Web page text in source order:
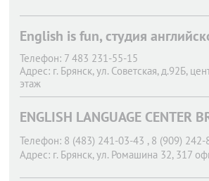
English is fun, студия
Телефон: 7 483 231-55-15
Адрес: г. Брянск, ул. Советская, д.92Б,
этаж
ENGLISH LANGUAGE CENTER
Телефон: 8 (483) 241-03-43 , 8 (909) 242-
Адрес: г. Брянск, ул. Ромашина 32, 317